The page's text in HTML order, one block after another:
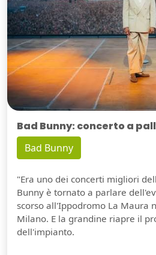
Bad Bunny: concerto a
Bad Bunny
"Era uno dei concerti migliori
Bunny è tornato a parlare
scorso all'Ippodromo La Maura
Milano. E la grandine riapre il
dell'impianto.